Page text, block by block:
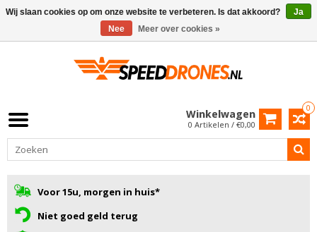
0
Winkelwagen
0 Artikelen / €0,00
Voor 15u, morgen in huis*
Niet goed geld terug
Wij slaan cookies op om onze website te verbeteren. Is dat akkoord?
Ja
Nee
Meer over cookies »